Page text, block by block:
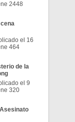
2448
el 16
464
de la
el 9
320